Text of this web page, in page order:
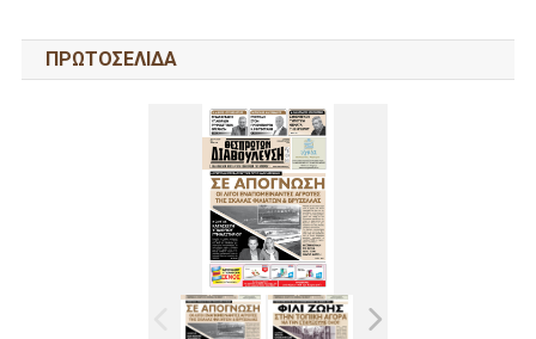
ΠΡΩΤΟΣΕΛΙΔΑ